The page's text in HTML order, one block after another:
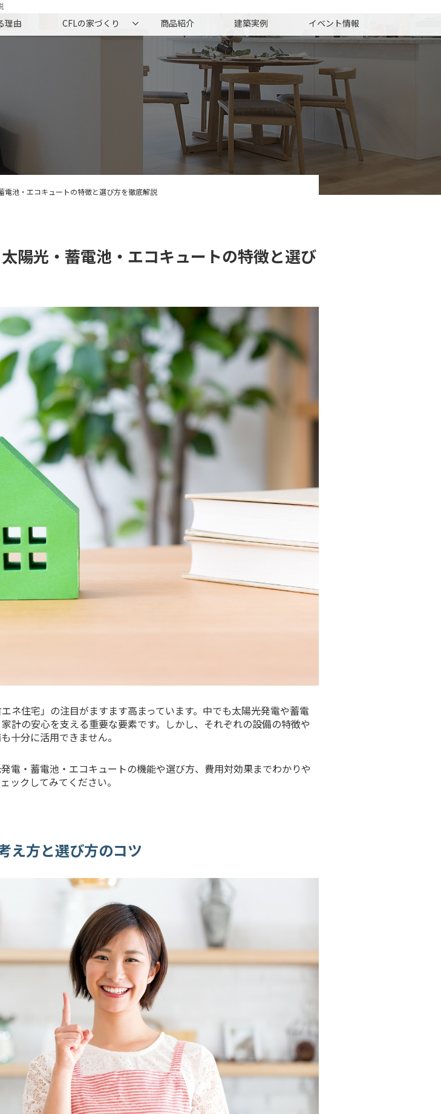
理由 CFLの家づくり 商品紹介 建築実例 イベント情報
池・エコキュートの特徴と選び方を徹底解説
陽光・蓄電池・エコキュートの特徴と選び
ネ住宅」の注目がますます高まっています。中でも太陽光発電や蓄電
計の安心を支える重要な要素です。しかし、それぞれの設備の特徴や
十分に活用できません。
電・蓄電池・エコキュートの機能や選び方、費用対効果までわかりや
ックしてみてください。
え方と選び方のコツ